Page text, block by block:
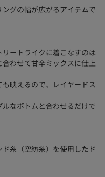
グの幅が広がるアイテムで
ートライクに着こなすのは
わせて甘辛ミックスに仕上
映えるので、レイヤードス
なボトムと合わせるだけで
糸（空紡糸）を使用したド